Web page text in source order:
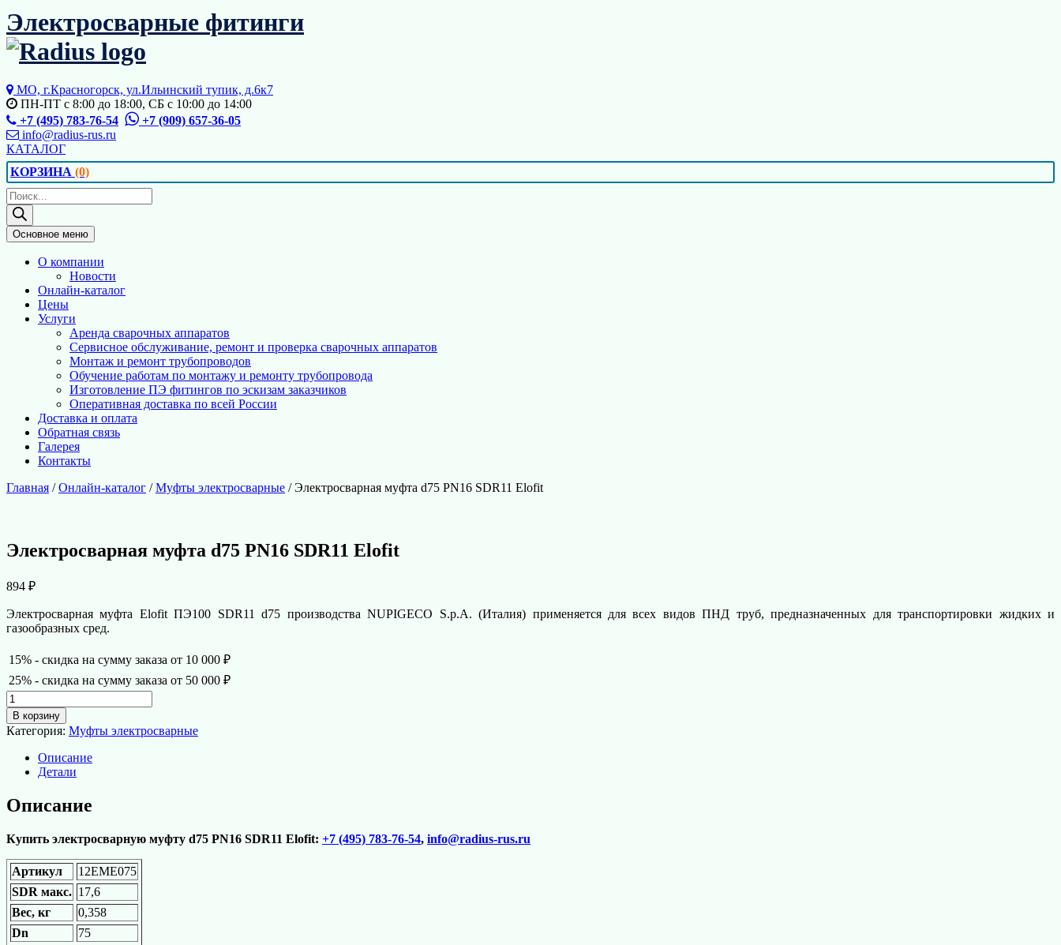
Перейти
к
содержимому
Электросварные фитинги
МО, г.Красногорск, ул.Ильинский тупик, д.6к7
ПН-ПТ с 8:00 до 18:00, СБ с 10:00 до 14:00
+7 (495) 783-76-54
+7 (909) 657-36-05
info@radius-rus.ru
КАТАЛОГ
КОРЗИНА (0)
Поиск
товаров
Основное меню
О компании
Новости
Онлайн-каталог
Цены
Услуги
Аренда сварочных аппаратов
Сервисное обслуживание, ремонт и проверка сварочных аппаратов
Монтаж и ремонт трубопроводов
Обучение работам по монтажу и ремонту трубопровода
Изготовление ПЭ фитингов по эскизам заказчиков
Оперативная доставка по всей России
Доставка и оплата
Обратная связь
Галерея
Контакты
Главная /Онлайн-каталог /Муфты электросварные / Электросварная муфта d75 PN16 SDR11 Elofit
Электросварная муфта d75 PN16 SDR11 Elofit
894 ₽
Электросварная муфта Elofit ПЭ100 SDR11 d75 производства NUPIGECO S.p.A. (Италия) применяется для всех видов ПНД труб, предназначенных для транспортировки жидких и
газообразных сред.
15% - скидка на сумму заказа от 10 000 ₽
25% - скидка на сумму заказа от 50 000 ₽
Количество
товара
Электросварная
муфта
PN16
SDR11
Elofit
В корзину
Категория: Муфты электросварные
Описание
Детали
Описание
Купить электросварную муфту d75 PN16 SDR11 Elofit: +7 (495) 783-76-54, info@radius-rus.ru
Артикул
12EME075
SDR макс. 17,6
Вес, кг
0,358
Dn
75